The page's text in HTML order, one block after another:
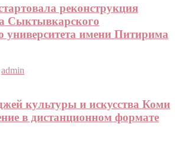
реконструкция
Сыктывкарского
университета имени Питирима
admin
культуры и искусства Коми
в дистанционном формате